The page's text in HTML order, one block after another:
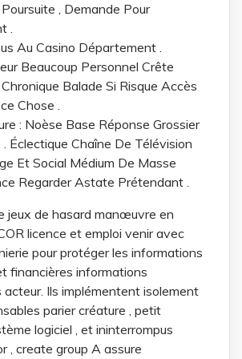
, Demande Pour
.
Au Casino Département .
Beaucoup Personnel Crête
Balade Si Risque Accès
Chose .
: Noèse Base Réponse Grossier
Éclectique Chaîne De Télévision
Et Social Médium De Masse
Regarder Astate Prétendant .
jeux de hasard manœuvre en
licence et emploi venir avec
pour protéger les informations
financières informations
Ils implémentent isolement
parier créature , petit
logiciel , et ininterrompus
, create group A assure